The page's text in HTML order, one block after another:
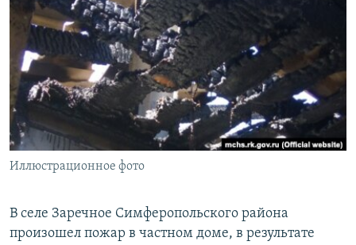
СОВЕТЫ ПРАВОЗАЩИТНИКОВ
ПРОПАВШИЕ БЕЗ ВЕСТИ
ПОБЕДИТЕЛЕЙ НЕ СУДЯТ?
КРЫМ.НЕПОКОРЕННЫЙ
ELIFBE
УКРАИНСКАЯ ПРОБЛЕМА КРЫМА
Українською
Qırımtatar
ПРИСОЕДИНЯЙТЕСЬ!
Иллюстрационное фото
В селе Заречное Симферопольского района
произошел пожар в частном доме, в результате